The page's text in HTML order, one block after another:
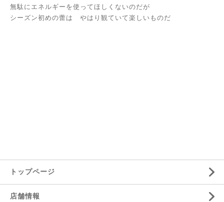
無駄にエネルギーを使ってほしくないのだが
シーズン初めの蕾は やはり観ていて楽しいものだ
トップページ
店舗情報